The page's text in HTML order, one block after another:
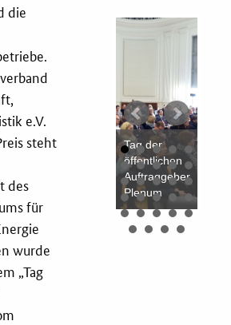
Check
Mat
KMU
die
e.V.
steht
des
für
wurde
„Tag
öffentlichen
Auftraggeber,
Innovationspreises
2018,
Tag der
öffentlichen
Auftraggeber,
Plenum